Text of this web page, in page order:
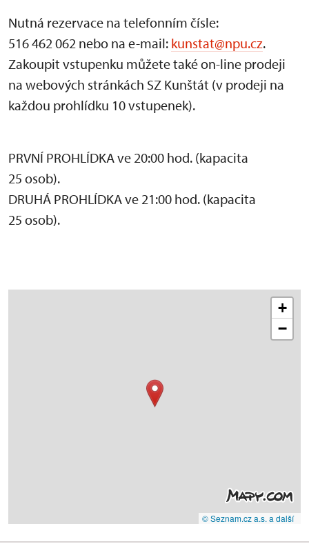
Nutná rezervace na telefonním čísle:
516 462 062 nebo na e-mail: kunstat@npu.cz.
Zakoupit vstupenku můžete také on-line prodeji
na webových stránkách SZ Kunštát (v prodeji na
každou prohlídku 10 vstupenek).
PRVNÍ PROHLÍDKA ve 20:00 hod. (kapacita
25 osob).
DRUHÁ PROHLÍDKA ve 21:00 hod. (kapacita
25 osob).
+
−
© Seznam.cz a.s. a další